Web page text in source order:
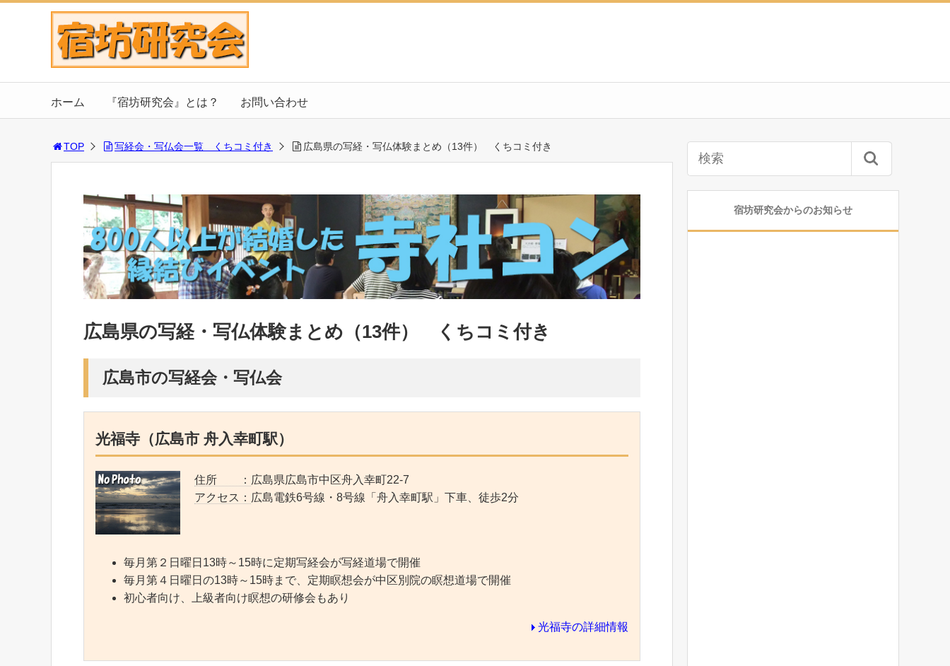
ホーム 『宿坊研究会』とは？ お問い合わせ
TOP 写経会・写仏会一覧 くちコミ付き 広島県の写経・写仏体験まとめ（13件） くちコミ付き
広島県の写経・写仏体験まとめ（13件） くちコミ付き
広島市の写経会・写仏会
光福寺（広島市 舟入幸町駅）
住所 ： 広島県広島市中区舟入幸町22-7
アクセス： 広島電鉄6号線・8号線「舟入幸町駅」下車、徒歩2分
毎月第２日曜日13時～15時に定期写経会が写経道場で開催
毎月第４日曜日の13時～15時まで、定期瞑想会が中区別院の瞑想道場で開催
初心者向け、上級者向け瞑想の研修会もあり
光福寺の詳細情報
宿坊研究会からのお知らせ